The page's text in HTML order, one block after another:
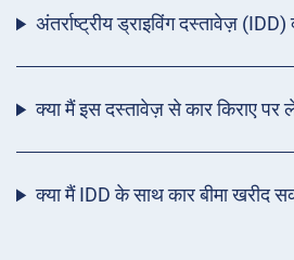
अंतर्राष्ट्रीय ड्राइविंग दस्तावेज़ (IDD)
क्या मैं इस दस्तावेज़ से कार किराए पर
क्या मैं IDD के साथ कार बीमा खरीद